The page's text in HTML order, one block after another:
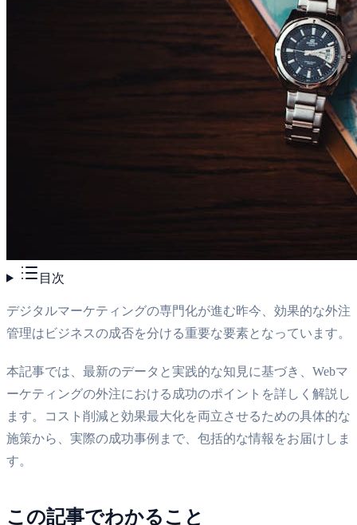
目次
デジタルマーケティングの専門化が進む昨今、効果的な外注
管理はビジネスの成否を分ける重要な要素となっています。
本記事では、最新のデータと実践的な知見に基づき、Webマ
ーケティングの外注における成功のポイントを詳しく解説し
ます。コスト削減と効果最大化を両立させるための具体的な
施策から、実際の成功事例まで、包括的な情報をお届けしま
す。
この記事でわかること